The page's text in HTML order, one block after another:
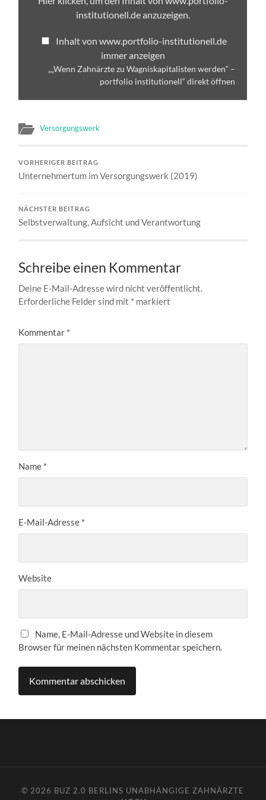
Wagniskapitalisten
portfolio
www.portfolio-
institutionell.de anzuzeigen.
Inhalt von www.portfolio-institutionell.de
immer anzeigen
„„Wenn Zahnärzte zu Wagniskapitalisten werden“ –
portfolio institutionell“ direkt öffnen
Versorgungswerk
VORHERIGER BEITRAG
Unternehmertum im Versorgungswerk (2019)
NÄCHSTER BEITRAG
Selbstverwaltung, Aufsicht und Verantwortung
Schreibe einen Kommentar
Deine E-Mail-Adresse wird nicht veröffentlicht.
Erforderliche Felder sind mit * markiert
Kommentar *
Name *
E-Mail-Adresse *
Website
Name, E-Mail-Adresse und Website in diesem
Browser für meinen nächsten Kommentar speichern.
© 2026 BUZ 2.0 BERLINS UNABHÄNGIGE ZAHNÄRZTE